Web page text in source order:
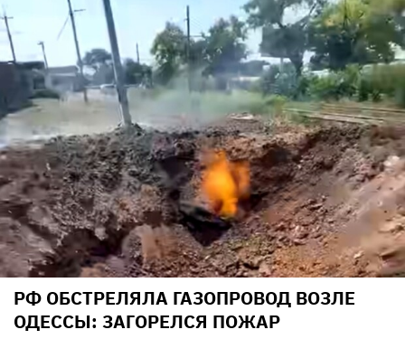
РФ ОБСТРЕЛЯЛА ГАЗОПРОВОД ВОЗЛЕ
ОДЕССЫ: ЗАГОРЕЛСЯ ПОЖАР